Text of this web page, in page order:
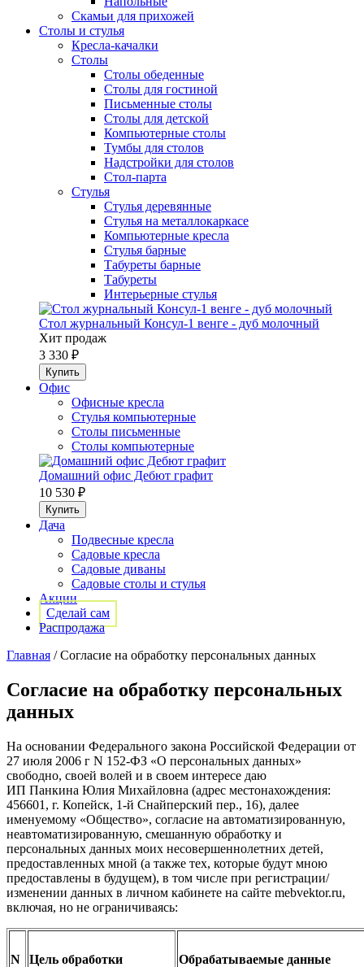
Скамьи для прихожей
Столы и стулья
Кресла-качалки
Столы
Столы обеденные
Столы для гостиной
Письменные столы
Столы для детской
Компьютерные столы
Тумбы для столов
Надстройки для столов
Стол-парта
Стулья
Стулья деревянные
Стулья на металлокаркасе
Компьютерные кресла
Стулья барные
Табуреты барные
Табуреты
Интерьерные стулья
Стол журнальный Консул-1 венге - дуб молочный
Хит продаж
3 330 ₽
Офис
Офисные кресла
Стулья компьютерные
Столы письменные
Столы компьютерные
Домашний офис Дебют графит
10 530 ₽
Дача
Подвесные кресла
Садовые кресла
Садовые диваны
Садовые столы и стулья
Акции
Сделай сам
Распродажа
Главная /Согласие на обработку персональных данных
Согласие на обработку персональных
данных
На основании Федерального закона Российской Федерации от
27 июля 2006 г N 152-ФЗ «О персональных данных»
свободно, своей волей и в своем интересе даю
ИП Панкина Юлия Михайловна (адрес местонахождения:
456601, г. Копейск, 1-й Снайперский пер., 16), далее
именуемому «Общество», согласие на автоматизированную,
неавтоматизированную, смешанную обработку и
персональных данных моих несовершеннолетних детей,
предоставленных мной (а также тех, которые будут мною
предоставлены в будущем), в том числе при регистрации/
изменении данных в личном кабинете на сайте mebvektor.ru,
включая, но не ограничиваясь:
N Цель обработки Обрабатываемые данные